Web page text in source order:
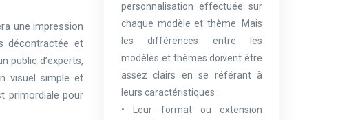
une impression
décontractée et
public d’experts,
visuel simple et
primordiale pour
personnalisation effectuée sur
chaque modèle et thème. Mais
les différences entre les
modèles et thèmes doivent être
assez clairs en se référant à
leurs caractéristiques :
• Leur format ou extension